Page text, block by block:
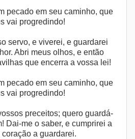
pecado em seu caminho, que
vai progredindo!
servo, e viverei, e guardarei
Abri meus olhos, e então
que encerra a vossa lei!
pecado em seu caminho, que
vai progredindo!
preceitos; quero guardá-
Dai-me o saber, e cumprirei a
a guardarei.